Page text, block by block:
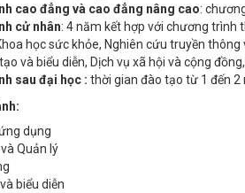
cao đẳng và cao đẳng nâng cao:
cử nhân: 4 năm kết hợp với chương
học sức khỏe, Nghiên cứu truyền
và biểu diễn, Dịch vụ xã hội và cộng
sau đại học : thời gian đào tạo từ 1 đến 2
dụng
Quản lý
biểu diễn